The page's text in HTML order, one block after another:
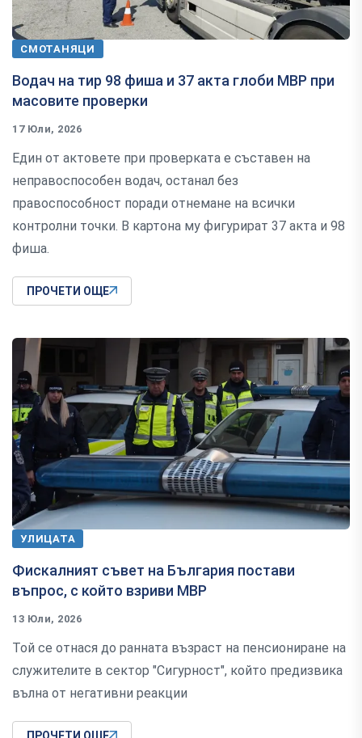
СМОТАНЯЦИ
Водач на тир 98 фиша и 37 акта глоби МВР при
масовите проверки
17 Юли, 2026
Един от актовете при проверката е съставен на
неправоспособен водач, останал без
правоспособност поради отнемане на всички
контролни точки. В картона му фигурират 37 акта и 98
фиша.
ПРОЧЕТИ ОЩЕ
УЛИЦАТА
Фискалният съвет на България постави
въпрос, с който взриви МВР
13 Юли, 2026
Той се отнася до ранната възраст на пенсиониране на
служителите в сектор "Сигурност", който предизвика
вълна от негативни реакции
ПРОЧЕТИ ОЩЕ